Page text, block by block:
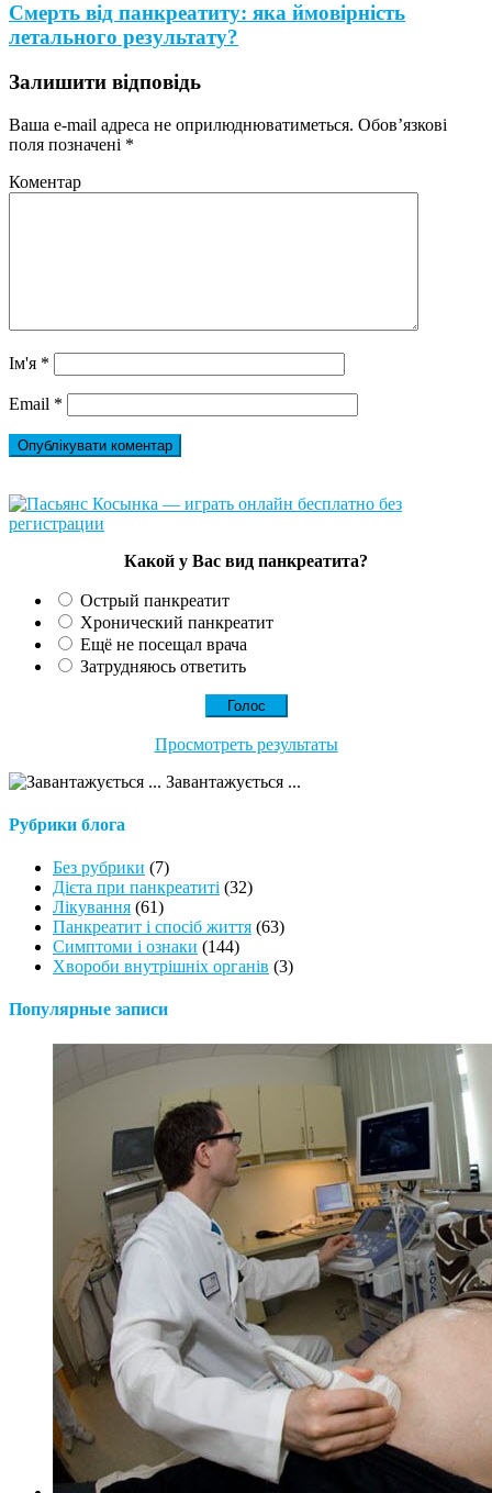
Смерть від панкреатиту: яка ймовірність
летального результату?
Залишити відповідь
Ваша e-mail адреса не оприлюднюватиметься. Обов’язкові
поля позначені *
Коментар
Ім'я *
Email *
Какой у Вас вид панкреатита?
Острый панкреатит
Хронический панкреатит
Ещё не посещал врача
Затрудняюсь ответить
Просмотреть результаты
Завантажується ...
Рубрики блога
Без рубрики (7)
Дієта при панкреатиті (32)
Лікування (61)
Панкреатит і спосіб життя (63)
Симптоми і ознаки (144)
Хвороби внутрішніх органів (3)
Популярные записи